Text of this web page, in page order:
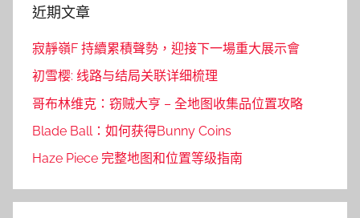
近期文章
寂靜嶺F 持續累積聲勢，迎接下一場重大展示會
初雪樱: 线路与结局关联详细梳理
哥布林维克：窃贼大亨 – 全地图收集品位置攻略
Blade Ball：如何获得Bunny Coins
Haze Piece 完整地图和位置等级指南